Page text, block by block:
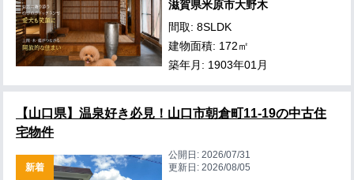
滋賀県米原市大野木
間取: 8SLDK
建物面積: 172㎡
築年月: 1903年01月
【山口県】温泉好き必見！山口市朝倉町11-19の中古住
宅物件
新着
公開日:2026/07/31
更新日:2026/08/05